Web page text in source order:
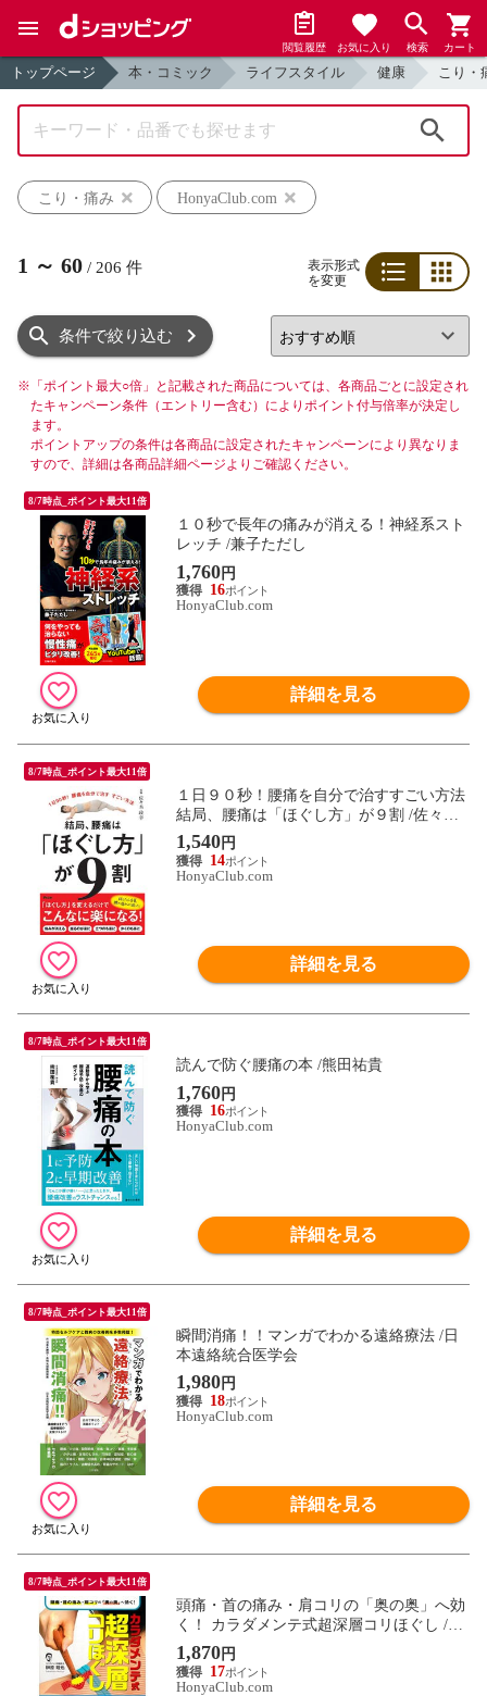
閲覧履歴 お気に入り 検索 カート
トップページ 本・コミック ライフスタイル 健康 こり・
こり・痛み
HonyaClub.com
1 ～ 60 / 206 件
表示形式
を変更
条件で絞り込む
※ 「ポイント最大○倍」と記載された商品については、各商品ごとに設定され
たキャンペーン条件（エントリー含む）によりポイント付与倍率が決定し
ます。
ポイントアップの条件は各商品に設定されたキャンペーンにより異なりま
すので、詳細は各商品詳細ページよりご確認ください。
8/7時点_ポイント最大11倍
１０秒で長年の痛みが消える！神経系スト
レッチ /兼子ただし
1,760円
16
HonyaClub.com
詳細を見る
8/7時点_ポイント最大11倍
１日９０秒！腰痛を自分で治すすごい方法
結局、腰痛は「ほぐし方」が９割 /佐々木
政幸
1,540円
14
HonyaClub.com
詳細を見る
8/7時点_ポイント最大11倍
読んで防ぐ腰痛の本 /熊田祐貴
1,760円
16
HonyaClub.com
詳細を見る
8/7時点_ポイント最大11倍
瞬間消痛！！マンガでわかる遠絡療法 /日
本遠絡統合医学会
1,980円
18
HonyaClub.com
詳細を見る
8/7時点_ポイント最大11倍
頭痛・首の痛み・肩コリの「奥の奥」へ効
く！ カラダメンテ式超深層コリほぐし /榊
原睦也
1,870円
17
HonyaClub.com